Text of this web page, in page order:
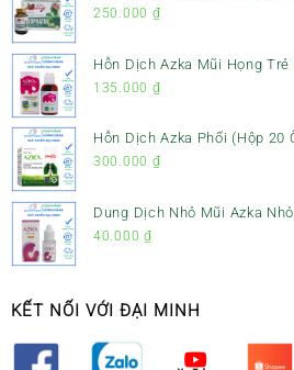
– Giảm Đau Đầu, Hoa Mắt,
250.000 ₫
Hỗn Dịch Azka Mũi Họng Trẻ
Ho, Tiêu Đờm & Đau Rát Họng
135.000 ₫
Hỗn Dịch Azka Phổi (Hộp 20
Tiêu Đờm & Bổ Phổi
300.000 ₫
Dung Dịch Nhỏ Mũi Azka
Sổ Mũi Cho Trẻ Sơ Sinh
40.000 ₫
KẾT NỐI VỚI ĐẠI MINH